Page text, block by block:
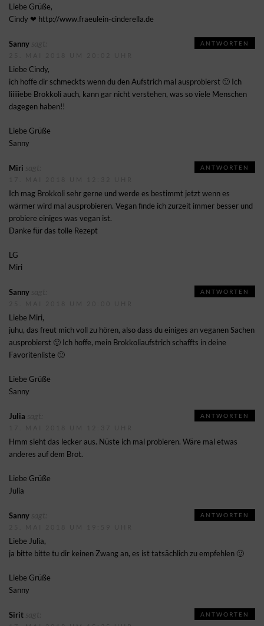
Liebe Grüße,
Cindy ❤ http://www.fraeulein-cinderella.de
Sanny
Liebe Cindy,
ich hoffe dir schmeckts wenn du den Aufstrich mal ausprobierst 🙂 Ich
liiiiiebe Brokkoli auch, kann gar nicht verstehen, was so viele Menschen
dagegen haben!!
Liebe Grüße
Sanny
ANTWORTEN
Miri
Ich mag Brokkoli sehr gerne und werde es bestimmt jetzt wenn es
wärmer wird mal ausprobieren. Vegan finde ich zurzeit immer besser und
probiere einiges was vegan ist.
Danke für das tolle Rezept
LG
Miri
ANTWORTEN
Sanny
Liebe Miri,
juhu, das freut mich voll zu hören, also dass du einiges an veganen Sachen
ausprobierst 🙂 Ich hoffe, mein Brokkoliaufstrich schaffts in deine
Favoritenliste 🙂
Liebe Grüße
Sanny
ANTWORTEN
Julia
Hmm sieht das lecker aus. Nüste ich mal probieren. Wäre mal etwas
anderes auf dem Brot.
Liebe Grüße
Julia
ANTWORTEN
Sanny
Liebe Julia,
ja bitte bitte tu dir keinen Zwang an, es ist tatsächlich zu empfehlen 🙂
Liebe Grüße
Sanny
ANTWORTEN
Sirit ANTWORTEN